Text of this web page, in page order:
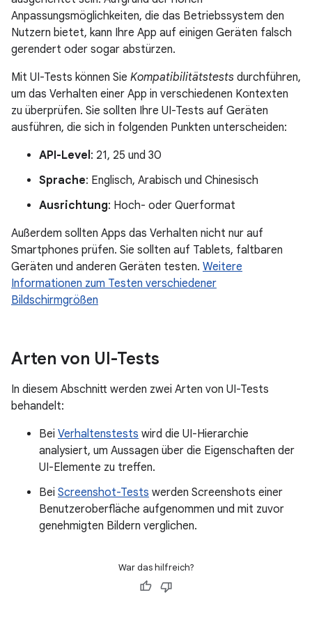
Anpassungsmöglichkeiten, die das Betriebssystem den
Nutzern bietet, kann Ihre App auf einigen Geräten falsch
gerendert oder sogar abstürzen.
Mit UI-Tests können Sie Kompatibilitätstests durchführen,
um das Verhalten einer App in verschiedenen Kontexten
zu überprüfen. Sie sollten Ihre UI-Tests auf Geräten
ausführen, die sich in folgenden Punkten unterscheiden:
API-Level: 21, 25 und 30
Sprache: Englisch, Arabisch und Chinesisch
Ausrichtung: Hoch- oder Querformat
Außerdem sollten Apps das Verhalten nicht nur auf
Smartphones prüfen. Sie sollten auf Tablets, faltbaren
Geräten und anderen Geräten testen. Weitere
Informationen zum Testen verschiedener
Bildschirmgrößen
Arten von UI-Tests
In diesem Abschnitt werden zwei Arten von UI-Tests
behandelt:
Bei Verhaltenstests wird die UI-Hierarchie
analysiert, um Aussagen über die Eigenschaften der
UI-Elemente zu treffen.
Bei Screenshot-Tests werden Screenshots einer
Benutzeroberfläche aufgenommen und mit zuvor
genehmigten Bildern verglichen.
War das hilfreich?